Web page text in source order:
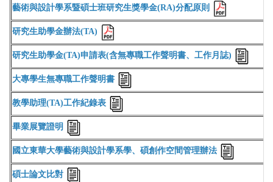
藝術與設計學系暨碩士班研究生獎學金(RA)分配原則
研究生助學金辦法(TA)
研究生助學金(TA)申請表(含無專職工作聲明書、工作月誌)
大專學生無專職工作聲明書
教學助理(TA)工作紀錄表
畢業展覽證明
國立東華大學藝術與設計學系學、碩創作空間管理辦法
碩士論文比對